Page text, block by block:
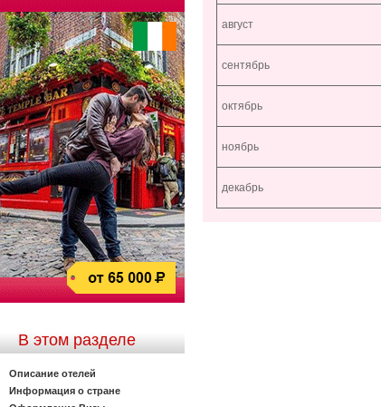
В этом разделе
Описание отелей
Информация о стране
август
сентябрь
октябрь
ноябрь
декабрь